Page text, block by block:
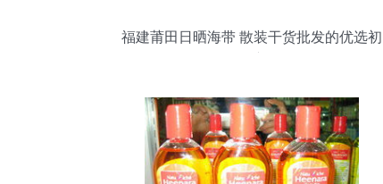
福建莆田日晒海带 散装干货批发的优选初